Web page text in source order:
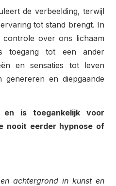
de verbeelding, terwijl
tot stand brengt. In
over ons lichaam
toegang tot een ander
en sensaties tot leven
genereren en diepgaande
en is toegankelijk voor
nooit eerder hypnose of
achtergrond in kunst en